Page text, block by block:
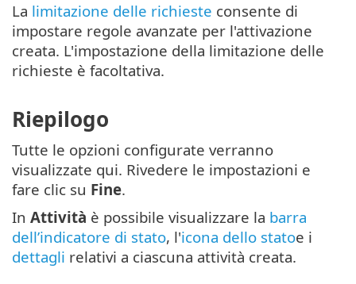
La limitazione delle richieste consente di
impostare regole avanzate per l'attivazione
creata. L'impostazione della limitazione delle
richieste è facoltativa.
Riepilogo
Tutte le opzioni configurate verranno
visualizzate qui. Rivedere le impostazioni e
fare clic su Fine.
In Attività è possibile visualizzare la barra
dell’indicatore di stato, l'icona dello statoe i
dettagli relativi a ciascuna attività creata.